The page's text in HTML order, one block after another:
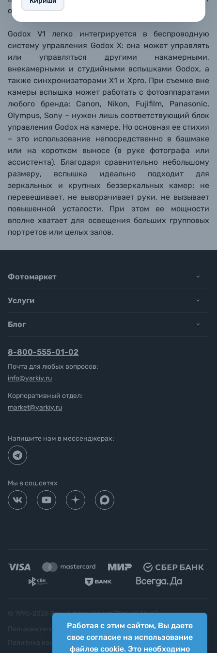
обеспечить до 199 срабатываний в секунду.
Godox V1 легко интегрируется в беспроводную
систему управления Godox X: она может управлять
или управляться другими накамерными,
внекамерными и студийными вспышками Godox, а
также синхронизаторами X1 и Xpro. При съемке вне
камеры вспышка может работать с фотоаппаратами
любого бренда: Canon, Nikon, Fujifilm, Panasonic,
Olympus, Sony – нужен лишь соответствующий блок
управления Godox на камере. Но основная ее стихия
– это использование непосредственно в башмаке
или на коротком выносе (в руке фотографа или
ассистента). Благодаря сравнительно небольшому
размеру, вспышка идеально подходит для
зеркальных и крупных беззеркальных камер: не
перевешивает, не выворачивает руки, не вызывает
повышенной усталости. При этом ее мощности
вполне хватает для освещения больших групповых
портретов или целых залов.
Работая с этим сайтом, Вы даете
свое согласие на использование
файлов cookie. Это необходимо
Фотомаркет
Услуги
Блог
8-800-555-01-02
Почта для любых вопросов:
info@yarkiy.ru
Корпоративный отдел:
market@yarkiy.ru
Напишите нам в мессенджерах:
Мы в соц.сетях
Яркий фотомаркет ("Яркий Мир")
Пользовательское соглашение
Политика конфиденциальности